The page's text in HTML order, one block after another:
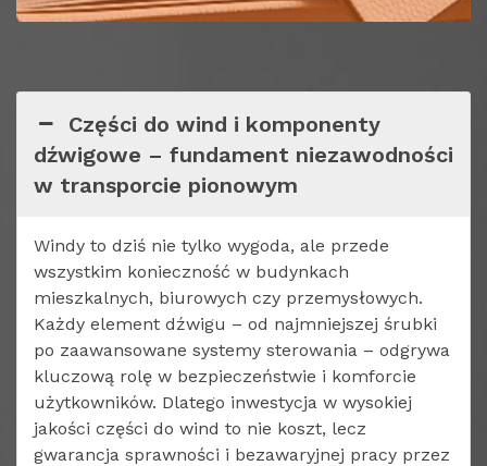
Części do wind i komponenty
dźwigowe – fundament niezawodności
w transporcie pionowym
Windy to dziś nie tylko wygoda, ale przede
wszystkim konieczność w budynkach
mieszkalnych, biurowych czy przemysłowych.
Każdy element dźwigu – od najmniejszej śrubki
po zaawansowane systemy sterowania – odgrywa
kluczową rolę w bezpieczeństwie i komforcie
użytkowników. Dlatego inwestycja w wysokiej
jakości części do wind to nie koszt, lecz
gwarancja sprawności i bezawaryjnej pracy przez